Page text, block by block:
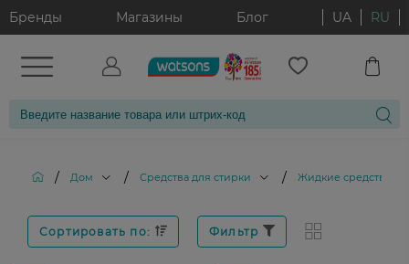
Бренды Магазины Блог UA RU
/ Дом / Средства для стирки / Жидкие средства
Сортировать по: Фильтр